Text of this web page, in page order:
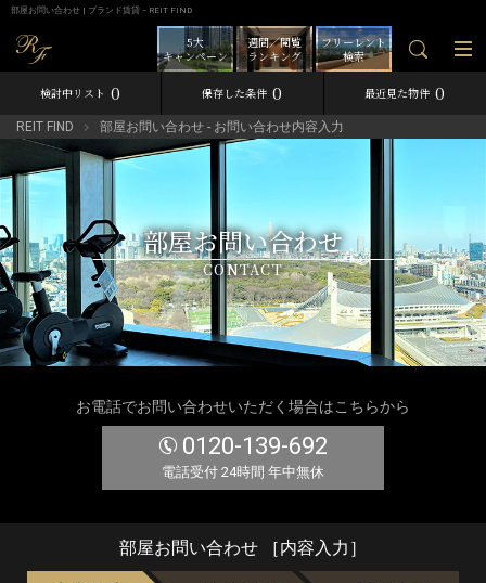
部屋お問い合わせ | ブランド賃貸－REIT FIND
フリーレント
検索
週間／閲覧
ランキング
5大
キャンペーン
検討中リスト 0 保存した条件 0 最近見た物件 0
REIT FIND 部屋お問い合わせ - お問い合わせ内容入力
部屋お問い合わせ
CONTACT
お電話でお問い合わせいただく場合はこちらから
0120-139-692
電話受付 24時間 年中無休
部屋お問い合わせ ［内容入力］